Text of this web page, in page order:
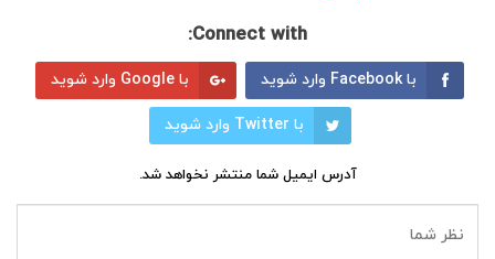
Connect with:
با Facebook وارد شوید با Google وارد شوید
با Twitter وارد شوید
آدرس ایمیل شما منتشر نخواهد شد.